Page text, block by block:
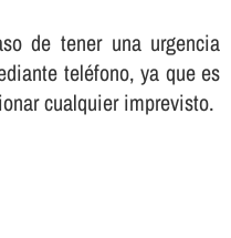
de tener una urgencia
teléfono, ya que es
cualquier imprevisto.